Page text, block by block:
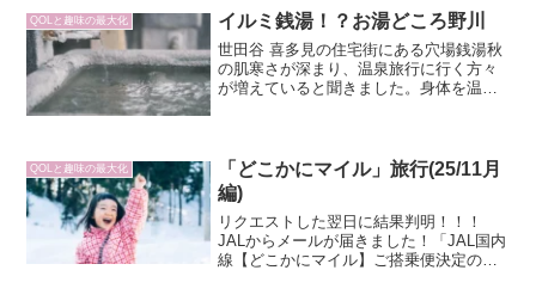
日目はワイキキ最終日。やり残したこと
を片付けつつ、前日のトラブル疲労を癒
すショッピングを慣行。
QOLと趣味の最大化 イルミ銭湯！？お湯どころ野川
世田谷 喜多見の住宅街にある穴場銭湯秋
の肌寒さが深まり、温泉旅行に行く方々
が増えていると聞きました。身体を温め
んて古い！」「銭湯じゃ...
QOLと趣味の最大化
「どこかにマイル」旅行(25/11月
編)
リクエストした翌日に結果判明！！！
JALからメールが届きました！「JAL国内
線【どこかにマイル】ご搭乗便決定のお